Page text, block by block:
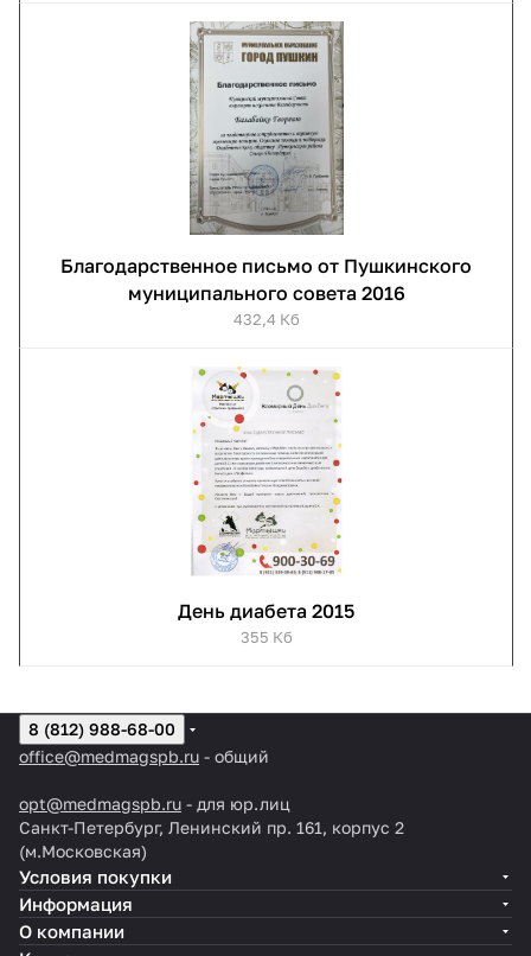
Благодарственное письмо от Пушкинского
муниципального совета 2016
432,4 Кб
День диабета 2015
355 Кб
8 (812) 988-68-00
office@medmagspb.ru - общий
opt@medmagspb.ru - для юр.лиц
Санкт-Петербург, Ленинский пр. 161, корпус 2
(м.Московская)
Условия покупки
Информация
О компании